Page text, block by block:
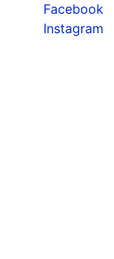
Facebook
Instagram